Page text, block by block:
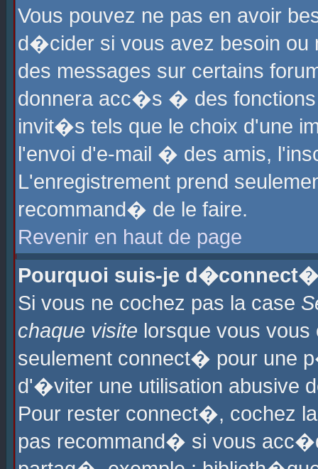
Vous pouvez ne pas en avoir
d�cider si vous avez besoin ou
des messages sur certains
donnera acc�s � des fonctions
invit�s tels que le choix d'une
l'envoi d'e-mail � des amis,
L'enregistrement prend
recommand� de le faire.
Revenir en haut de page
Pourquoi suis-je
Si vous ne cochez pas la case
chaque visite lorsque vous
seulement connect� pour une
d'�viter une utilisation abusive
Pour rester connect�, cochez
pas recommand� si vous